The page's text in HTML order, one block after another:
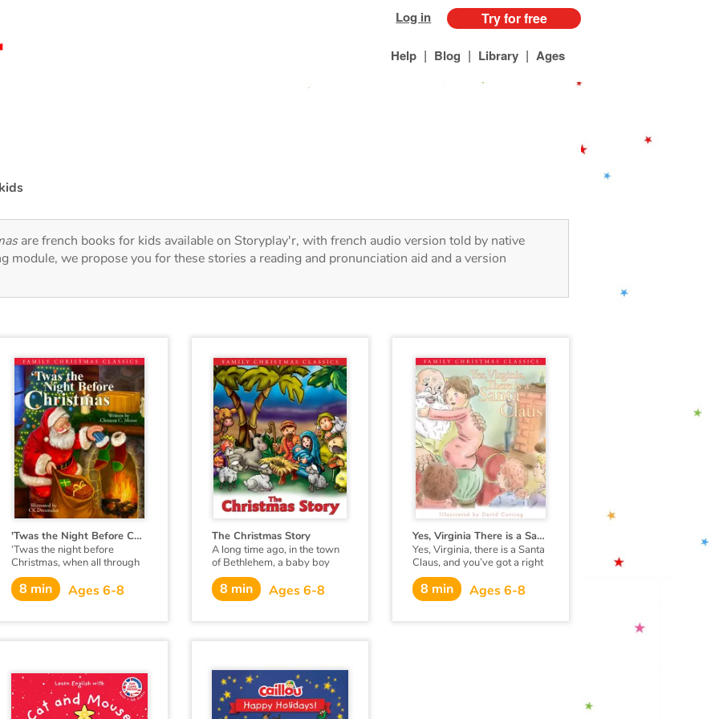
Log in Try for free
Help | Blog | Library | Ages
are french books for kids available on Storyplay'r, with french audio version told by native
module, we propose you for these stories a reading and pronunciation aid and a version
'Twas the Night Before Christmas
‘Twas the night before
Christmas, when all through
the house Not a creature was
stirring, not even a mouse
8 min Ages 6-8
The Christmas Story
A long time ago, in the town
of Bethlehem, a baby boy
was born who would change
the world forever.
8 min Ages 6-8
Yes, Virginia There is a Santa Claus
Yes, Virginia, there is a Santa
Claus, and you’ve got a right
to believe. Believe in
Christmas. Believe in Santa.
Believe in the magic of a
8 min Ages 6-8